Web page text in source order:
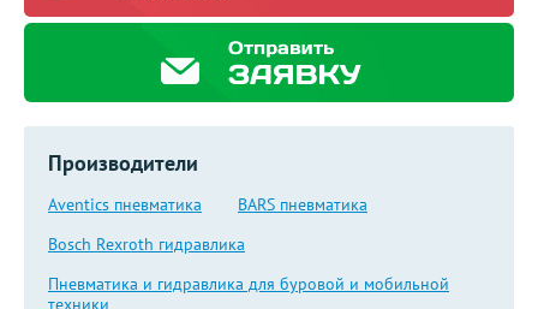
Производители
Aventics пневматика
BARS пневматика
Bosch Rexroth гидравлика
Пневматика и гидравлика для буровой и мобильной
техники